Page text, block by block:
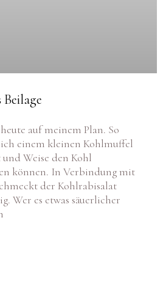
auf meinem Plan. So
einem kleinen Kohlmuffel
Weise den Kohl
können. In Verbindung mit
der Kohlrabisalat
Wer es etwas säuerlicher